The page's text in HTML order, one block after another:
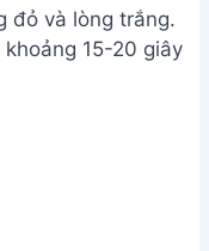
đỏ và lòng trắng.
15-20 giây